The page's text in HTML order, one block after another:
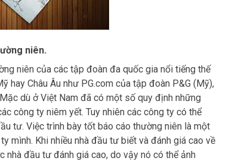
niên.
niên của các tập đoàn đa quốc gia nổi tiếng thế
Châu Âu như PG.com của tập đoàn P&G (Mỹ),
dù ở Việt Nam đã có một số quy định những
công ty niêm yết. Tuy nhiên các công ty có thể
tư. Việc trình bày tốt báo cáo thường niên là một
mình. Khi nhiều nhà đầu tư biết và đánh giá cao về
đầu tư đánh giá cao, do vậy nó có thể ảnh